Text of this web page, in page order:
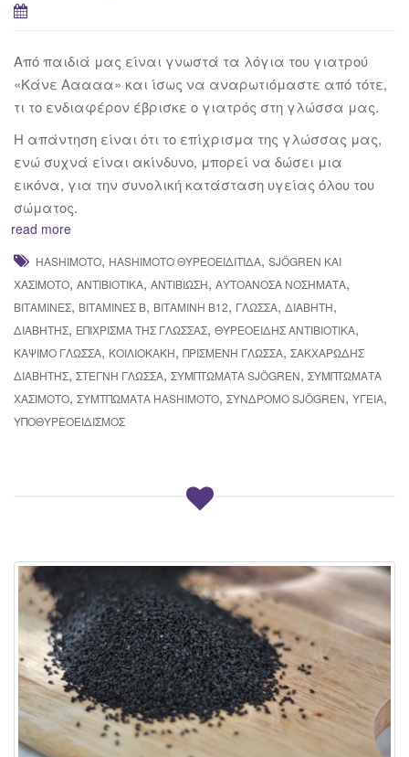
Από παιδιά μας είναι γνωστά τα λόγια του γιατρού
«Κάνε Ααααα» και ίσως να αναρωτιόμαστε από τότε,
τι το ενδιαφέρον έβρισκε ο γιατρός στη γλώσσα μας.
Η απάντηση είναι ότι το επίχρισμα της γλώσσας μας,
ενώ συχνά είναι ακίνδυνο, μπορεί να δώσει μια
εικόνα, για την συνολική κατάσταση υγείας όλου του
σώματος.
read more
HASHIMOTO, HASHIMOTO ΘΥΡΕΟΕΙΔΊΤΙΔΑ, SJÖGREN ΚΑΙ
ΧΑΣΙΜΌΤΟ, ΑΝΤΙΒΙΟΤΙΚΆ, ΑΝΤΙΒΊΩΣΗ, ΑΥΤΟΆΝΟΣΑ ΝΟΣΉΜΑΤΑ,
ΒΙΤΑΜΊΝΕΣ, ΒΙΤΑΜΊΝΕΣ Β, ΒΙΤΑΜΊΝΗ Β12, ΓΛΏΣΣΑ, ΔΙΑΒΉΤΗ,
ΔΙΑΒΉΤΗΣ, ΕΠΊΧΡΙΣΜΑ ΤΗΣ ΓΛΏΣΣΑΣ, ΘΥΡΕΟΕΙΔΉΣ ΑΝΤΙΒΙΟΤΙΚΆ,
ΚΆΨΙΜΟ ΓΛΏΣΣΑ, ΚΟΙΛΙΟΚΆΚΗ, ΠΡΙΣΜΈΝΗ ΓΛΏΣΣΑ, ΣΑΚΧΑΡΏΔΗΣ
ΔΙΑΒΉΤΗΣ, ΣΤΕΓΝΉ ΓΛΏΣΣΑ, ΣΥΜΠΤΏΜΑΤΑ SJÖGREN, ΣΥΜΠΤΏΜΑΤΑ
ΧΑΣΙΜΌΤΟ, ΣΥΜΤΠΏΜΑΤΑ HASHIMOTO, ΣΎΝΔΡΟΜΟ SJÖGREN, ΥΓΕΊΑ,
ΥΠΟΘΥΡΕΟΕΙΔΙΣΜΌΣ